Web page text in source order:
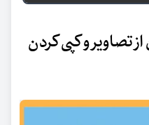
تصاویر و کپی کردن